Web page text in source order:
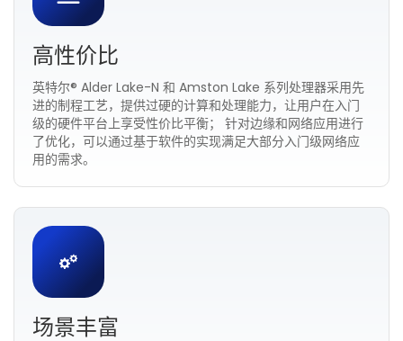
高性价比
英特尔® Alder Lake-N 和 Amston Lake 系列处理器采用先
进的制程工艺，提供过硬的计算和处理能力，让用户在入门
级的硬件平台上享受性价比平衡； 针对边缘和网络应用进行
了优化，可以通过基于软件的实现满足大部分入门级网络应
用的需求。
场景丰富